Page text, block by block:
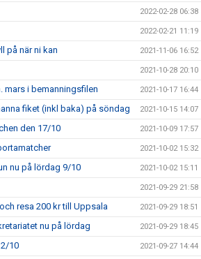
2022-02-28 06:38
2022-02-21 11:19
på när ni kan 2021-11-06 16:52
2021-10-28 20:10
mars i bemanningsfilen 2021-10-17 16:44
fiket (inkl baka) på söndag 2021-10-15 14:07
den 17/10 2021-10-09 17:57
2021-10-02 15:32
nu på lördag 9/10 2021-10-02 15:11
2021-09-29 21:58
resa 200 kr till Uppsala 2021-09-29 18:51
nu på lördag 2021-09-29 18:45
10 2021-09-27 14:44